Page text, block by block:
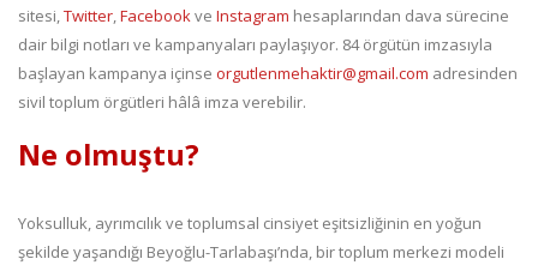
sitesi,Twitter,Facebookve Instagram hesaplarından dava sürecine
dair bilgi notları ve kampanyaları paylaşıyor. 84 örgütün imzasıyla
başlayan kampanya içinse orgutlenmehaktir@gmail.com adresinden
sivil toplum örgütleri hâlâ imza verebilir.
Ne olmuştu?
Yoksulluk, ayrımcılık ve toplumsal cinsiyet eşitsizliğinin en yoğun
şekilde yaşandığı Beyoğlu-Tarlabaşı’nda, bir toplum merkezi modeli